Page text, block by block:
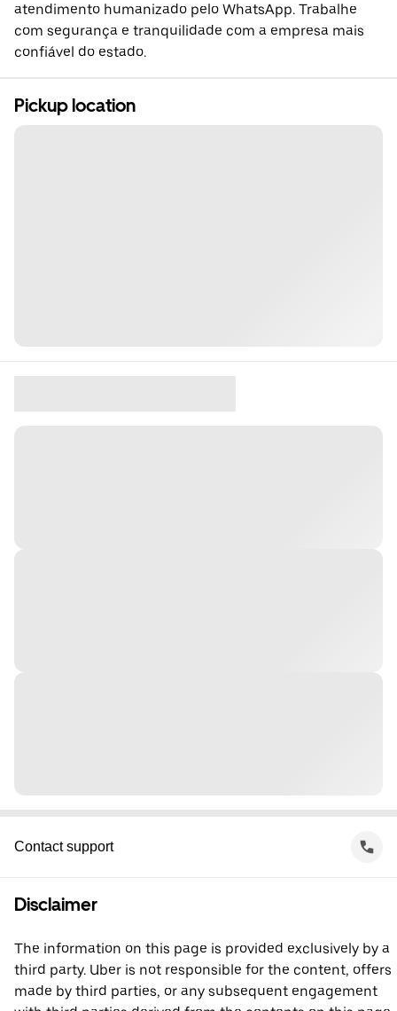
atendimento humanizado pelo WhatsApp. Trabalhe
com segurança e tranquilidade com a empresa mais
confiável do estado.
Pickup location
Contact support
Disclaimer
The information on this page is provided exclusively by a
third party. Uber is not responsible for the content, offers
made by third parties, or any subsequent engagement